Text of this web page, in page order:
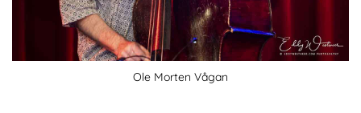
Ole Morten Vågan